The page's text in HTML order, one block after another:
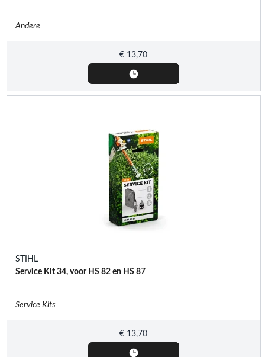
Andere
€ 13,70
STIHL
Service Kit 34, voor HS 82 en HS 87
Service Kits
€ 13,70